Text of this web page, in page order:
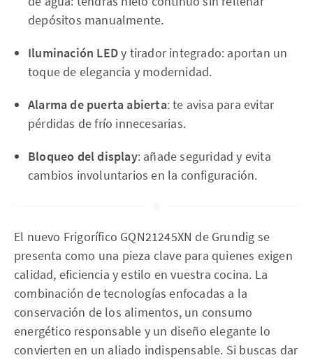
depósitos manualmente.
Iluminación LEDy tirador integrado: aportan un
toque de elegancia y modernidad.
Alarma de puerta abierta: te avisa para evitar
pérdidas de frío innecesarias.
Bloqueo del display: añade seguridad y evita
cambios involuntarios en la configuración.
El nuevo Frigorífico GQN21245XN de Grundig se
presenta como una pieza clave para quienes exigen
calidad, eficiencia y estilo en vuestra cocina. La
combinación de tecnologías enfocadas a la
conservación de los alimentos, un consumo
energético responsable y un diseño elegante lo
convierten en un aliado indispensable. Si buscas dar